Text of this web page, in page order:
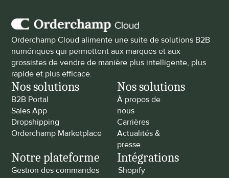
Orderchamp Cloud alimente une suite de solutions B2B
numériques qui permettent aux marques et aux
grossistes de vendre de manière plus intelligente, plus
rapide et plus efficace.
Nos solutions
B2B Portal
Sales App
Dropshipping
Orderchamp Marketplace
Nos solutions
À propos de
nous
Carrières
Actualités &
presse
Notre plateforme
Gestion des commandes
Intégrations
Shopify